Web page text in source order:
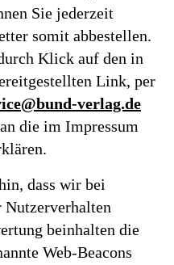
Sie jederzeit
somit abbestellen.
Klick auf den in
Link, per
verlag.de
die im Impressum
dass wir bei
Nutzerverhalten
beinhalten die
Web-Beacons